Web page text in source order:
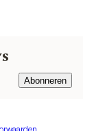
Abonneren
Abonneren